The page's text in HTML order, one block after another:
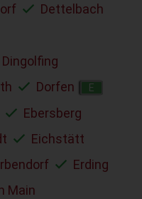
Dettelbach
Dingolfing
Dorfen E
Ebersberg
Eichstätt
Erding
Main